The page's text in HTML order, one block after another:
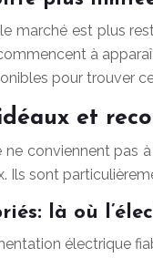
marché est plus
à
pour trouver
et
conviennent pas
Ils sont
là où
électrique